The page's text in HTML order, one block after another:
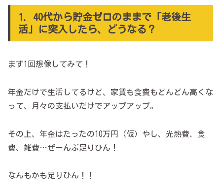
1．40代から貯金ゼロのままで「老後生
活」に突入したら、どうなる？
まず1回想像してみて！
年金だけで生活してるけど、家賃も食費もどんどん高くな
って、月々の支払いだけでアップアップ。
その上、年金はたったの10万円（仮）やし、光熱費、食
費、雑費…ぜーんぶ足りひん！
なんもかも足りひん！！